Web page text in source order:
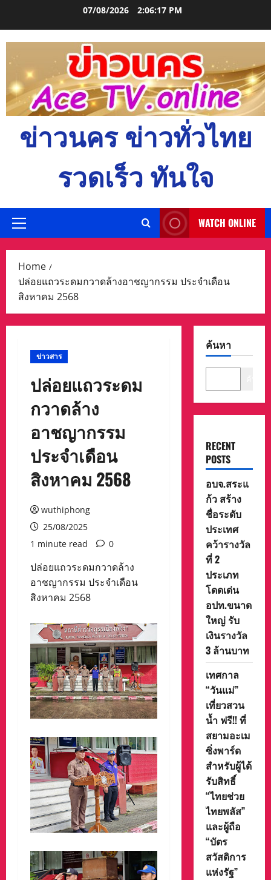
07/08/2026 2:06:18 PM
ข่าวนคร ข่าวทั่วไทย
รวดเร็ว ทันใจ
Primary
WATCH ONLINE
Home
ปล่อยแถวระดมกวาดล้างอาชญากรรม ประจำเดือน
สิงหาคม 2568
ข่าวสาร
ปล่อยแถวระดม
กวาดล้าง
อาชญากรรม
ประจำเดือน
สิงหาคม 2568
wuthiphong
25/08/2025
1 minute read
0
ปล่อยแถวระดมกวาดล้าง
อาชญากรรม ประจำเดือน
สิงหาคม 2568
ค้นหา
RECENT
POSTS
อบจ.สระแ
ก้ว สร้าง
ชื่อระดับ
ประเทศ
คว้ารางวัล
ที่ 2
ประเภท
โดดเด่น
อปท.ขนาด
ใหญ่ รับ
เงินรางวัล
3 ล้านบาท
เทศกาล
“วันแม่”
เที่ยวสวน
น้ำ ฟรี!! ที่
สยามอะเม
ซิ่งพาร์ด
สำหรับผู้ได้
รับสิทธิ์
“ไทยช่วย
ไทยพลัส”
และผู้ถือ
“บัตร
สวัสดิการ
แห่งรัฐ”